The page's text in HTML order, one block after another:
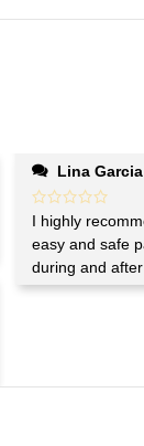
Lina Garcia
I highly
easy and safe
during and